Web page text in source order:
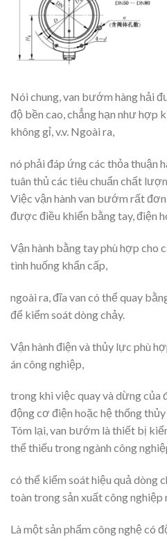
Nói chung, van bướm hàng hải
độ bền cao, chẳng hạn như hợp
không gỉ, v.v. Ngoài ra,
nó phải đáp ứng các thỏa thuận
tuân thủ các tiêu chuẩn chất
Việc vận hành van bướm rất
được điều khiển bằng tay, điện
Vận hành bằng tay phù hợp cho
tình huống khẩn cấp,
ngoài ra, đĩa van có thể quay
để kiểm soát dòng chảy.
Vận hành điện và thủy lực phù
án công nghiệp,
trong khi việc quay và dừng
động cơ điện hoặc hệ thống
Tóm lại, van bướm là thiết bị
thể thiếu trong ngành công
có thể kiểm soát hiệu quả dòng
toàn trong sản xuất công nghiệp
Là một sản phẩm công nghệ có